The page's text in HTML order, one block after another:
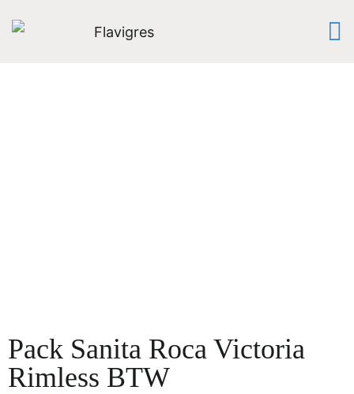
Pack Sanita Roca Victoria
Rimless BTW